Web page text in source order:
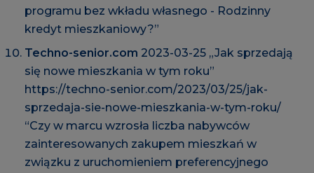
programu bez wkładu własnego - Rodzinny
kredyt mieszkaniowy?”
Techno-senior.com 2023-03-25 „Jak sprzedają
się nowe mieszkania w tym roku”
https://techno-senior.com/2023/03/25/jak-
sprzedaja-sie-nowe-mieszkania-w-tym-roku/
“Czy w marcu wzrosła liczba nabywców
zainteresowanych zakupem mieszkań w
związku z uruchomieniem preferencyjnego